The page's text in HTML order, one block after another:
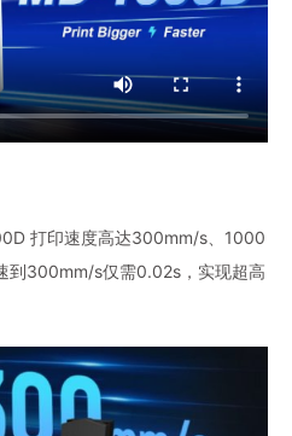
打印速度高达300mm/s、1000
到300mm/s仅需0.02s，实现超高